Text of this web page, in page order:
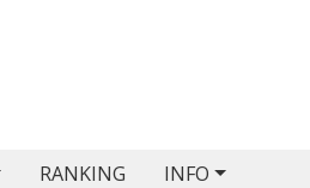
RANKING INFO